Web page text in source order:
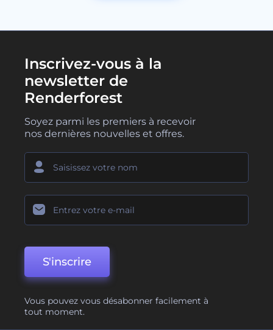
Inscrivez-vous à la
newsletter de
Renderforest
Soyez parmi les premiers à recevoir
nos dernières nouvelles et offres.
S'inscrire
Vous pouvez vous désabonner facilement à
tout moment.